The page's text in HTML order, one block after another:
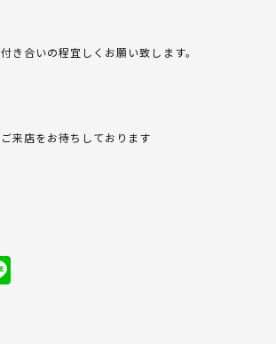
き合いの程宜しくお願い致します。
来店をお待ちしております